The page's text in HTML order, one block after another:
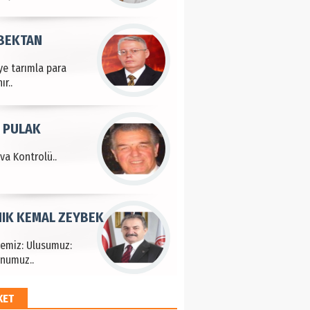
tarımla para
Kontrolü..
PULAK
Ulusumuz:
KEMAL ZEYBEK
HAYRİ PEKER